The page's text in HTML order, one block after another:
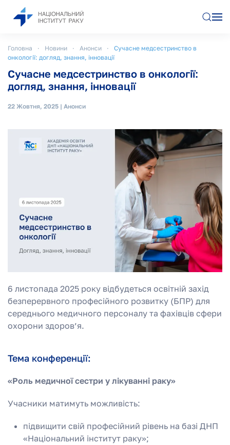
Головна Новини Анонси
Сучасне медсестринство в
онкології: догляд, знання, інновації
Сучасне медсестринство в онкології:
догляд, знання, інновації
22 Жовтня, 2025 | Анонси
6 листопада 2025 року відбудеться освітній захід
безперервного професійного розвитку (БПР) для
середнього медичного персоналу та фахівців сфери
охорони здоров’я.
Тема конференції:
«Роль медичної сестри у лікуванні раку»
Учасники матимуть можливість:
підвищити свій професійний рівень на базі ДНП
«Національний інститут раку»;